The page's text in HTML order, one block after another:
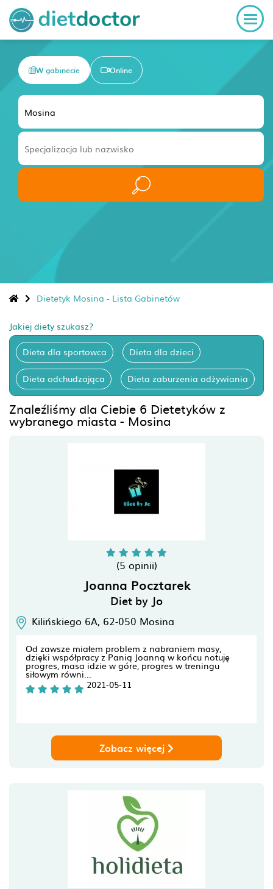
W gabinecie Online
Dietetyk Mosina - Lista Gabinetów
Jakiej diety szukasz?
Dieta dla sportowca Dieta dla dzieci
Dieta odchudzająca Dieta zaburzenia odżywiania
Znaleźliśmy dla Ciebie 6 Dietetyków z
wybranego miasta - Mosina
(5 opinii)
Joanna Pocztarek
Diet by Jo
Kilińskiego 6A, 62-050 Mosina
Od zawsze miałem problem z nabraniem masy,
dzięki współpracy z Panią Joanną w końcu notuję
progres, masa idzie w góre, progres w treningu
siłowym równi...
2021-05-11
Zobacz więcej